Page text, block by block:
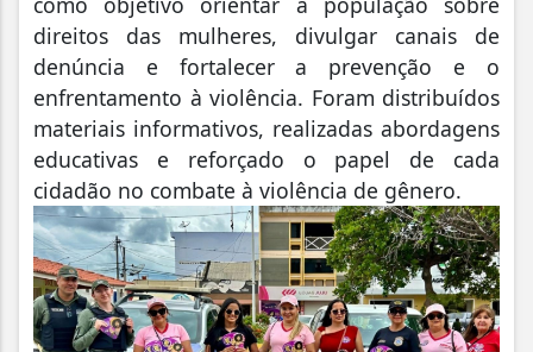
direitos das mulheres, divulgar canais de
denúncia e fortalecer a prevenção e o
enfrentamento à violência. Foram distribuídos
materiais informativos, realizadas abordagens
educativas e reforçado o papel de cada
cidadão no combate à violência de gênero.